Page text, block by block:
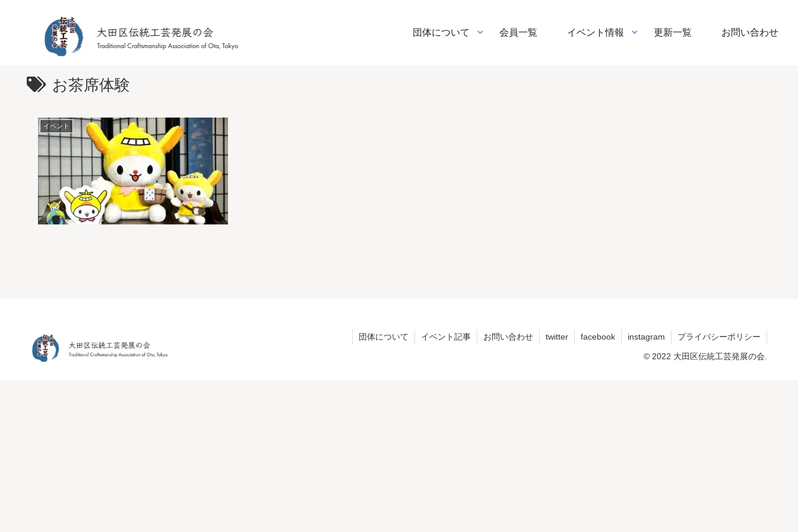
団体について 会員一覧 イベント情報 更新一覧 お問い合わせ
お茶席体験
イベント
団体について イベント記事 お問い合わせ twitter facebook instagram プライバシーポリシー
© 2022 大田区伝統工芸発展の会.